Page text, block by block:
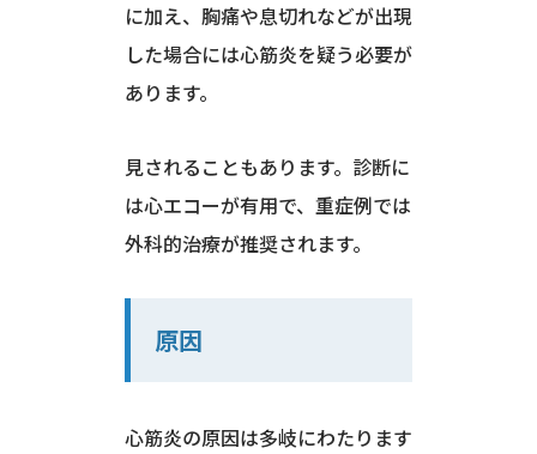
に加え、胸痛や息切れなどが出現
した場合には心筋炎を疑う必要が
あります。
見されることもあります。診断に
は心エコーが有用で、重症例では
外科的治療が推奨されます。
原因
心筋炎の原因は多岐にわたります